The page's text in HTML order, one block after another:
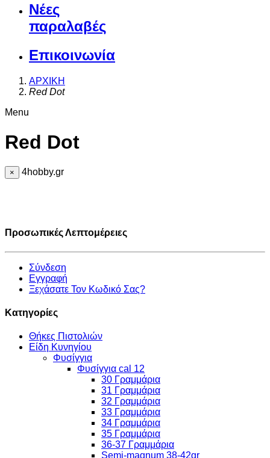
Νέες
παραλαβές
Επικοινωνία
ΑΡΧΙΚΗ
Red Dot
Menu
Red Dot
× 4hobby.gr
Προσωπικές Λεπτομέρειες
Σύνδεση
Εγγραφή
Ξεχάσατε Τον Κωδικό Σας?
Κατηγορίες
Θήκες Πιστολιών
Είδη Κυνηγίου
Φυσίγγια
Φυσίγγια cal 12
30 Γραμμάρια
31 Γραμμάρια
32 Γραμμάρια
33 Γραμμάρια
34 Γραμμάρια
35 Γραμμάρια
36-37 Γραμμάρια
Semi-magnum 38-42gr